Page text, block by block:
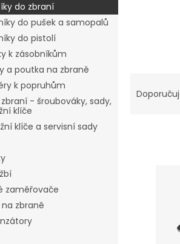
do zbraní
do pušek a samopalů
do pistolí
k zásobníkům
a poutka na zbraně
k popruhům
- šroubováky, sady,
klíče
klíče a servisní sady
zaměřovače
zbraně
a